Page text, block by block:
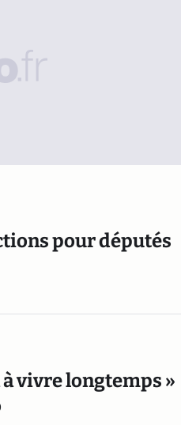
pour députés
vivre longtemps »